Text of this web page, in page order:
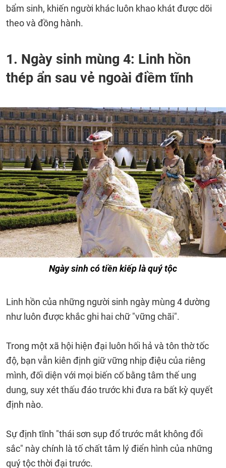
bẩm sinh, khiến người khác luôn khao khát được dõi
theo và đồng hành.
1. Ngày sinh mùng 4: Linh hồn
thép ẩn sau vẻ ngoài điềm tĩnh
Ngày sinh có tiền kiếp là quý tộc
Linh hồn của những người sinh ngày mùng 4 dường
như luôn được khắc ghi hai chữ "vững chãi".
Trong một xã hội hiện đại luôn hối hả và tôn thờ tốc
độ, bạn vẫn kiên định giữ vững nhịp điệu của riêng
mình, đối diện với mọi biến cố bằng tâm thế ung
dung, suy xét thấu đáo trước khi đưa ra bất kỳ quyết
định nào.
Sự định tĩnh "thái sơn sụp đổ trước mắt không đổi
sắc" này chính là tố chất tâm lý điển hình của những
quý tộc thời đại trước.